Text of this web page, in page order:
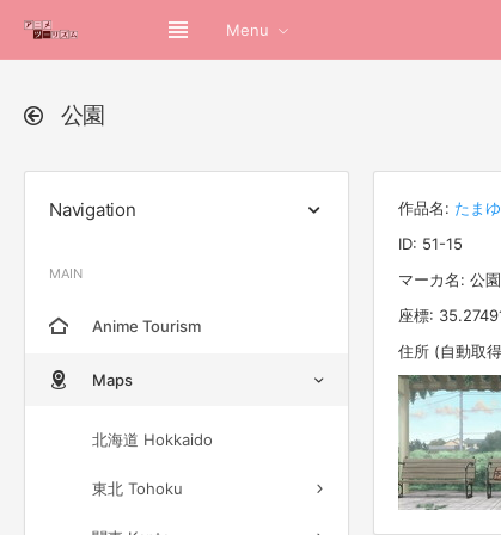
Menu
公園
Navigation
MAIN
Anime Tourism
Maps
北海道 Hokkaido
東北 Tohoku
作品名: たま
ID: 51-15
マーカ名: 公園
座標:
住所 (自動取